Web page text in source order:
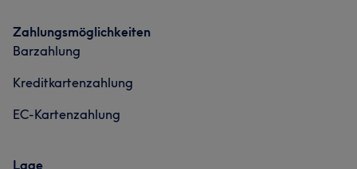
Zahlungsmöglichkeiten
Barzahlung
Kreditkartenzahlung
EC-Kartenzahlung
Lage